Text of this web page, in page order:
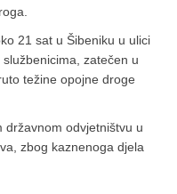
21 sat u Šibeniku u ulici
zatečen u
težine opojne droge
državnom odvjetništvu u
zbog kaznenoga djela